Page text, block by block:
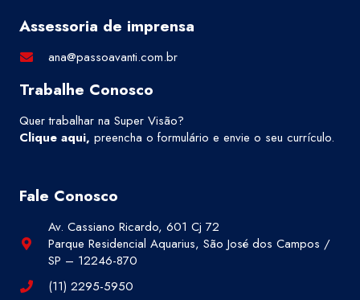
Assessoria de imprensa
ana@passoavanti.com.br
Trabalhe Conosco
Quer trabalhar na Super Visão?
Clique aqui, preencha o formulário e envie o seu currículo.
Fale Conosco
Av. Cassiano Ricardo, 601 Cj 72
Parque Residencial Aquarius, São José dos Campos /
SP – 12246-870
(11) 2295-5950